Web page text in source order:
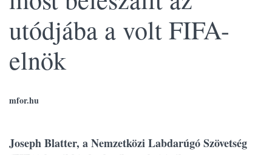
utódjába a volt FIFA-
elnök
mfor.hu
Joseph Blatter, a Nemzetközi Labdarúgó Szövetség